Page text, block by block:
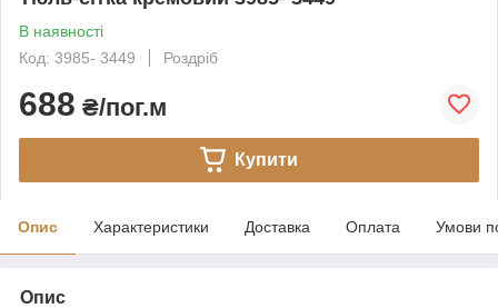
В наявності
Код: 3985- 3449
Роздріб
688 ₴/пог.м
Купити
Опис Характеристики Доставка Оплата Умови
Опис